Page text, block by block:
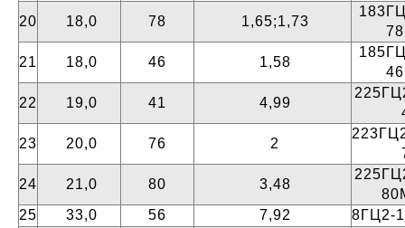
20
18,0 78 1,65;1,73
21
18,0 46 1,58
22
19,0 41 4,99
23
20,0 76 2
24
21,0 80 3,48
25
33,0 56 7,92 8ГЦ2-